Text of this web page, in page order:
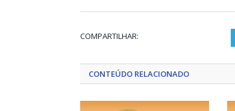
COMPARTILHAR:
CONTEÚDO RELACIONADO